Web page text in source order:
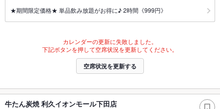
★期間限定価格★ 単品飲み放題がお得に♪ 2時間《999円》
カレンダーの更新に失敗しました。
下記ボタンを押して空席状況を更新してください。
空席状況を更新する
牛たん炭焼 利久イオンモール下田店